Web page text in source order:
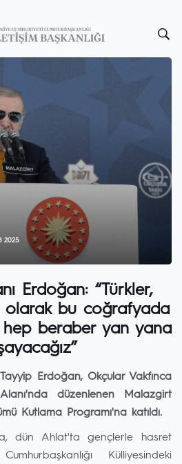
2025
Erdoğan: “Türkler,
olarak bu coğrafyada
hep beraber yan yana
Erdoğan, Okçular Vakfınca
düzenlenen Malazgirt
Kutlama Programı'na katıldı.
dün Ahlat'ta gençlerle hasret
Külliyesindeki